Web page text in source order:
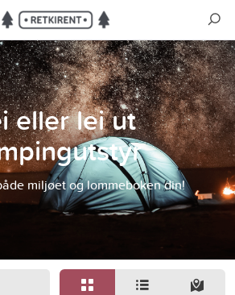
eller lei ut
miljøet og lommeboken din!